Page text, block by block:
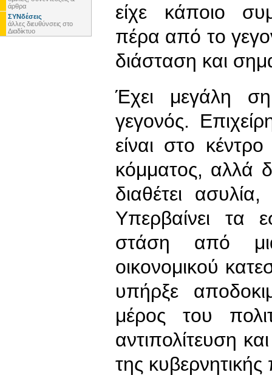
άρθρα
ΣΥΝδέσεις
άλλες διευθύνσεις στο
Διαδίκτυο
είχε κάποιο
πέρα από το
διάσταση και
Έχει μεγάλη
γεγονός.
είναι στο
κόμματος, αλλά
διαθέτει
Υπερβαίνει τα
στάση από
οικονομικού
υπήρξε
μέρος του
αντιπολίτευση
της